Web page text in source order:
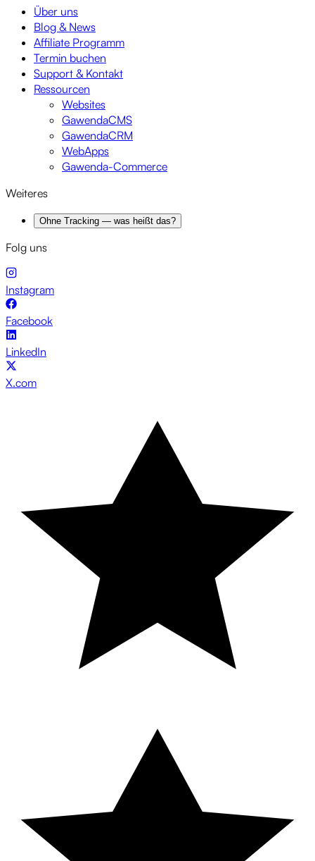
Über uns
Blog & News
Affiliate Programm
Termin buchen
Support & Kontakt
Ressourcen
Websites
GawendaCMS
GawendaCRM
WebApps
Gawenda-Commerce
Weiteres
Ohne Tracking — was heißt das?
Folg uns
Instagram
Facebook
LinkedIn
X.com